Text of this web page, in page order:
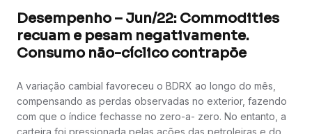
Desempenho – Jun/22: Commodities
recuam e pesam negativamente.
Consumo não-cíclico contrapõe
A variação cambial favoreceu o BDRX ao longo do mês,
compensando as perdas observadas no exterior, fazendo
com que o índice fechasse no zero-a- zero. No entanto, a